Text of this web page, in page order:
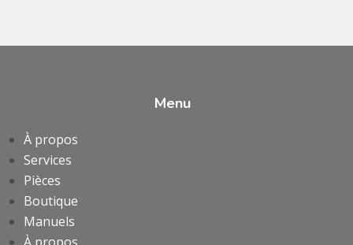
Menu
À propos
Services
Pièces
Boutique
Manuels